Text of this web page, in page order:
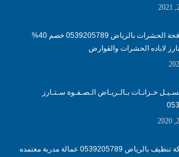
شركة مكافحة الحشرات بالرياض 0539205789 خصم 40%
لاباده الحشرات والقوارض
خـزانـات بـالـريـاض الـصـفـوة سـتـارز
افضل شركة تنظيف بالرياض 0539205789 عمالة مدربة معتمده